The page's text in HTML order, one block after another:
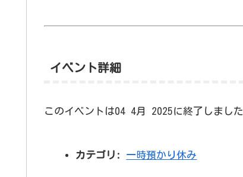
イベント詳細
このイベントは04 4月 2025に終了しました
カテゴリ: 一時預かり休み